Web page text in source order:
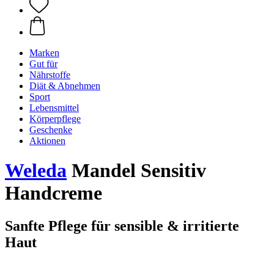
Marken
Gut für
Nährstoffe
Diät & Abnehmen
Sport
Lebensmittel
Körperpflege
Geschenke
Aktionen
Weleda Mandel Sensitiv
Handcreme
Sanfte Pflege für sensible & irritierte
Haut